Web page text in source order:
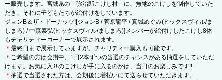
ー販売します。宮城県の「弥冶郎こけし村」に、無地のこけしを制作していた
だき、それに子どもたちが絵付けをしています。
ジョンB＆ザ・ドーナッツ![ジョンB / 菅原龍平 / 真城めぐみ(ヒックスヴィル/ま
しまろ) / 中森泰弘(ヒックスヴィル/ましまろ)]メンバーが絵付けしたこけし8体
もチャリティーコーナーで展示されます。
＊ 最終日まで展示していますが、チャリティー購入も可能です。
＊ ご希望の方は会期中、1日2本ずつの当選のチャンスがある抽選をしていただ
けます。お気に入りのこけしが手に入るのかは、当日のお楽しみです!!
＊ 抽選で当選された方は、会期後に着払いにて送らせていただきます。